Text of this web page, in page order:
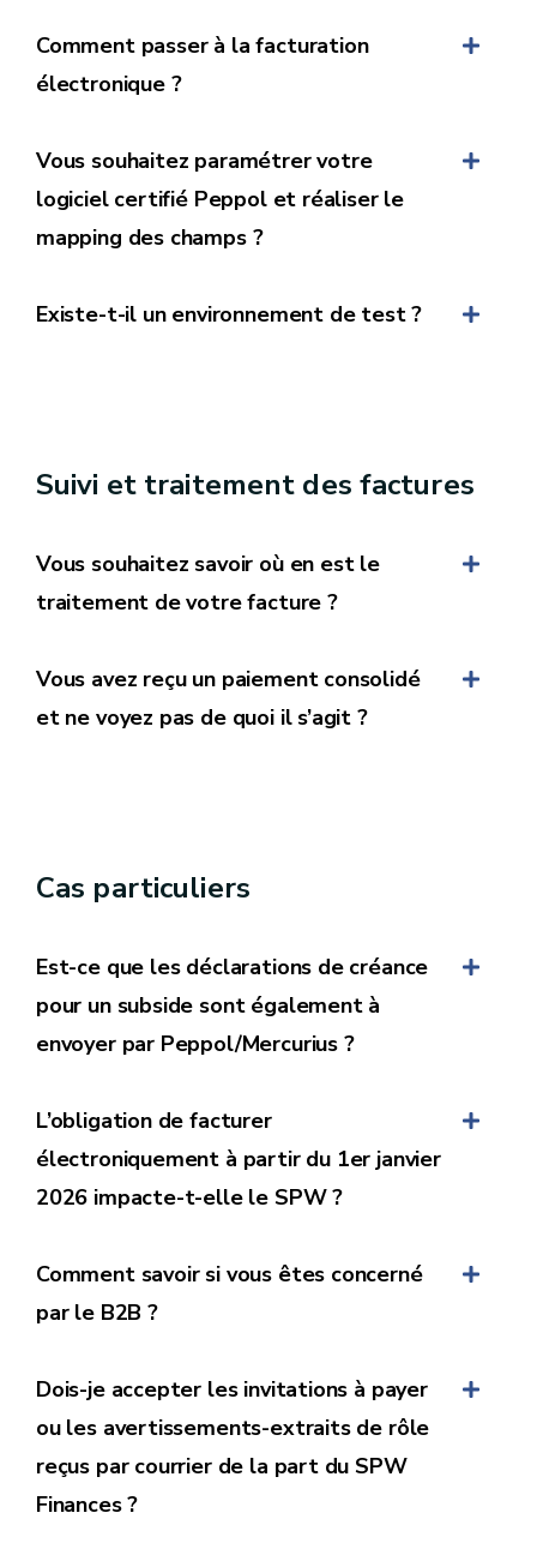
Comment passer à la facturation
électronique ?
Vous souhaitez paramétrer votre
logiciel certifié Peppol et réaliser le
mapping des champs ?
Existe-t-il un environnement de test ?
Suivi et traitement des factures
Vous souhaitez savoir où en est le
traitement de votre facture ?
Vous avez reçu un paiement consolidé
et ne voyez pas de quoi il s’agit ?
Cas particuliers
Est-ce que les déclarations de créance
pour un subside sont également à
envoyer par Peppol/Mercurius ?
L’obligation de facturer
électroniquement à partir du 1er janvier
2026 impacte-t-elle le SPW ?
Comment savoir si vous êtes concerné
par le B2B ?
Dois-je accepter les invitations à payer
ou les avertissements-extraits de rôle
reçus par courrier de la part du SPW
Finances ?